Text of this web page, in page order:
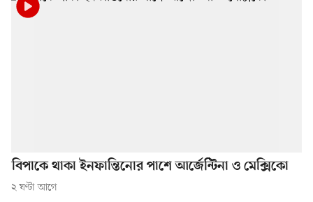
বিপাকে থাকা ইনফান্তিনোর পাশে আর্জেন্টিনা ও মেক্সিকো
২ ঘণ্টা আগে